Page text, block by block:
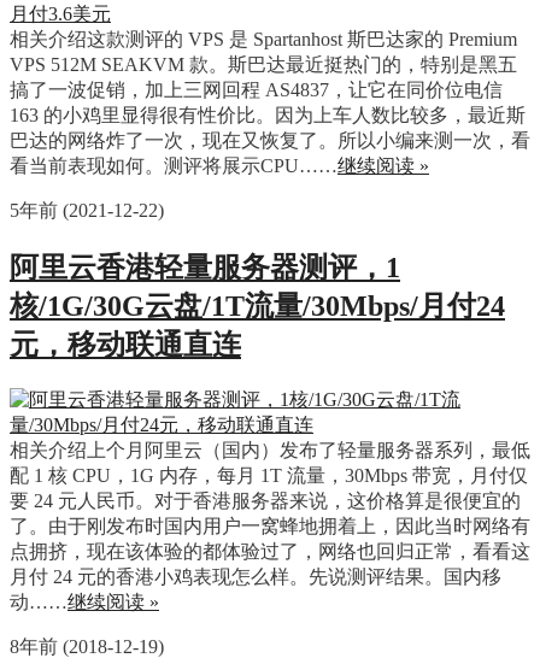
相关介绍这款测评的 VPS 是 Spartanhost 斯巴达家的 Premium
VPS 512M SEAKVM 款。斯巴达最近挺热门的，特别是黑五
搞了一波促销，加上三网回程 AS4837，让它在同价位电信
163 的小鸡里显得很有性价比。因为上车人数比较多，最近斯
巴达的网络炸了一次，现在又恢复了。所以小编来测一次，看
看当前表现如何。测评将展示CPU……继续阅读 »
5年前 (2021-12-22)
阿里云香港轻量服务器测评，1
核/1G/30G云盘/1T流量/30Mbps/月付24
元，移动联通直连
相关介绍上个月阿里云（国内）发布了轻量服务器系列，最低
配 1 核 CPU，1G 内存，每月 1T 流量，30Mbps 带宽，月付仅
要 24 元人民币。对于香港服务器来说，这价格算是很便宜的
了。由于刚发布时国内用户一窝蜂地拥着上，因此当时网络有
点拥挤，现在该体验的都体验过了，网络也回归正常，看看这
月付 24 元的香港小鸡表现怎么样。先说测评结果。国内移
动……继续阅读 »
8年前 (2018-12-19)